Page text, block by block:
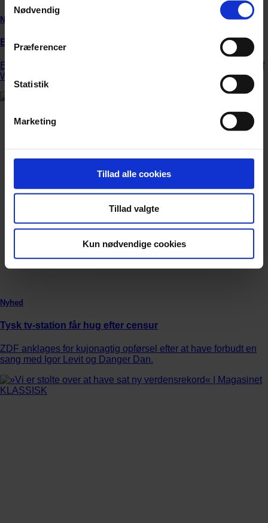
Nødvendig
Præferencer
Statistik
Marketing
Tillad alle cookies
Tillad valgte
Kun nødvendige cookies
Nyhed
Bayreuths nye ‘AI Ring’ får hård medfart
En slunken pengekasse har forvandlet jubilæumsopsætning af
Wagners ‘Ring’-cyklus til et udskældt AI-eksperiment.
Nyhed
Tysk tv-station får hug efter censur
ZDF anklages for kujonagtig opførsel efter at have forbudt en
sang med Igor Levit og Danger Dan.